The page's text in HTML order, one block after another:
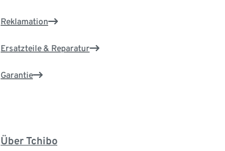
Reklamation
Ersatzteile & Reparatur
Garantie
Über Tchibo